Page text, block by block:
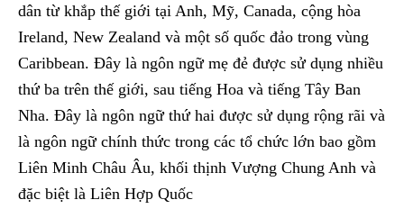
dân từ khắp thế giới tại Anh, Mỹ, Canada, cộng hòa
Ireland, New Zealand và một số quốc đảo trong vùng
Caribbean. Đây là ngôn ngữ mẹ đẻ được sử dụng nhiều
thứ ba trên thế giới, sau tiếng Hoa và tiếng Tây Ban
Nha. Đây là ngôn ngữ thứ hai được sử dụng rộng rãi và
là ngôn ngữ chính thức trong các tổ chức lớn bao gồm
Liên Minh Châu Âu, khối thịnh Vượng Chung Anh và
đặc biệt là Liên Hợp Quốc